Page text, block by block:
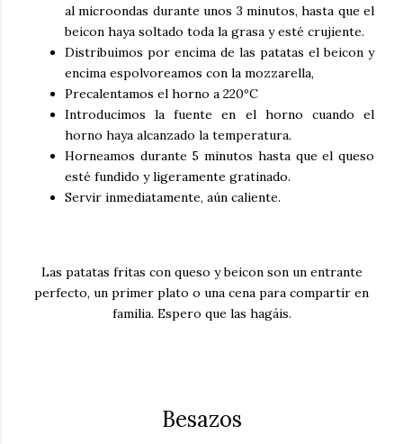
al microondas durante unos 3 minutos, hasta que el
beicon haya soltado toda la grasa y esté crujiente.
Distribuimos por encima de las patatas el beicon y
encima espolvoreamos con la mozzarella,
Precalentamos el horno a 220ºC
Introducimos la fuente en el horno cuando el
horno haya alcanzado la temperatura.
Horneamos durante 5 minutos hasta que el queso
esté fundido y ligeramente gratinado.
Servir inmediatamente, aún caliente.
Las patatas fritas con queso y beiconson un entrante
perfecto, un primer plato o una cena para compartir en
familia. Espero que las hagáis.
Besazos